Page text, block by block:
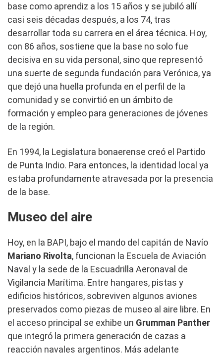
base como aprendiz a los 15 años y se jubiló allí
casi seis décadas después, a los 74, tras
desarrollar toda su carrera en el área técnica. Hoy,
con 86 años, sostiene que la base no solo fue
decisiva en su vida personal, sino que representó
una suerte de segunda fundación para Verónica, ya
que dejó una huella profunda en el perfil de la
comunidad y se convirtió en un ámbito de
formación y empleo para generaciones de jóvenes
de la región.
En 1994, la Legislatura bonaerense creó el Partido
de Punta Indio. Para entonces, la identidad local ya
estaba profundamente atravesada por la presencia
de la base.
Museo del aire
Hoy, en la BAPI, bajo el mando del capitán de Navío
Mariano Rivolta, funcionan la Escuela de Aviación
Naval y la sede de la Escuadrilla Aeronaval de
Vigilancia Marítima. Entre hangares, pistas y
edificios históricos, sobreviven algunos aviones
preservados como piezas de museo al aire libre. En
el acceso principal se exhibe un Grumman Panther
que integró la primera generación de cazas a
reacción navales argentinos. Más adelante